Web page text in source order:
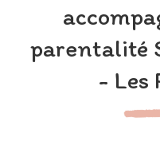
parentalité
- Les